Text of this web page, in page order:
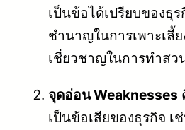
เป็นข้อได้เปรียบของธุ
ชำนาญในการเพาะเลี้
เชี่ยวชาญในการทำสว
จุดอ่อน Weaknesses
เป็นข้อเสียของธุรกิจ